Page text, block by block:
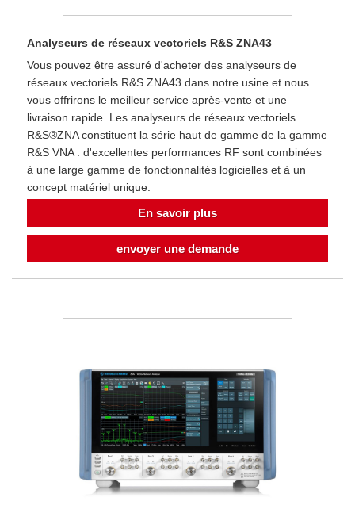
Analyseurs de réseaux vectoriels R&S ZNA43
Vous pouvez être assuré d'acheter des analyseurs de
réseaux vectoriels R&S ZNA43 dans notre usine et nous
vous offrirons le meilleur service après-vente et une
livraison rapide. Les analyseurs de réseaux vectoriels
R&S®ZNA constituent la série haut de gamme de la gamme
R&S VNA : d'excellentes performances RF sont combinées
à une large gamme de fonctionnalités logicielles et à un
concept matériel unique.
En savoir plus
envoyer une demande